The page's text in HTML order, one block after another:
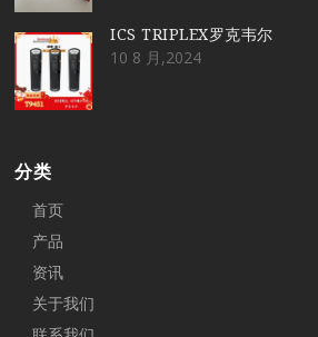
ICS TRIPLEX罗克韦尔
10 8 月,2024
分类
首页
产品
资讯
关于我们